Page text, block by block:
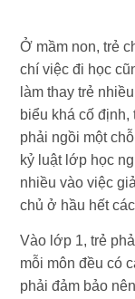
Ở mầm non, trẻ
chí việc đi học
làm thay trẻ
biểu khá cố định,
phải ngồi một
kỷ luật lớp học
nhiều vào việc
chủ ở hầu hết
Vào lớp 1, trẻ
mỗi môn đều có
phải đảm bảo